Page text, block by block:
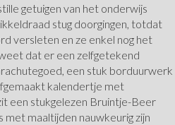
getuigen van het onderwijs
stug doorgingen, totdat
versleten en ze enkel nog het
dat er een zelfgetekend
een stuk borduurwerk
kalendertje met
een stukgelezen Bruintje-Beer
maaltijden nauwkeurig zijn